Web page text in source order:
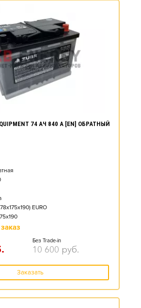
74 АЧ 840 А [EN] ОБРАТНЫЙ
EURO
Без Trade-in
10 600 руб.
Заказать